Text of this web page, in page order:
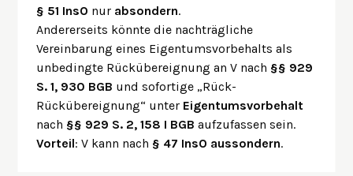
§ 51 InsO nur absondern.
Andererseits könnte die nachträgliche
Vereinbarung eines Eigentumsvorbehalts als
unbedingte Rückübereignung an V nach §§ 929
S. 1, 930 BGB und sofortige „Rück-
Rückübereignung“ unter Eigentumsvorbehalt
nach §§ 929 S. 2, 158 I BGB aufzufassen sein.
Vorteil: V kann nach § 47 InsO aussondern.